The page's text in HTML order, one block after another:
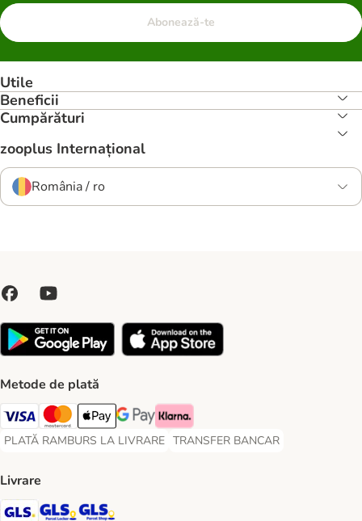
Abonează-te
Utile
Beneficii
Cumpărături
zooplus Internațional
România / ro
Metode de plată
Visa Payment Method
Master Card Payment Method
Apple Pay Payment Method
Google Pay Payment Method
Klarna Payment Method
PLATĂ RAMBURS LA LIVRARE
PLATĂ RAMBURS LA LIVRARE Payment Method
TRANSFER BANCAR
TRANSFER BANCAR Payment
Livrare
GLS Shipping Method
GLS Locker Shipping Method